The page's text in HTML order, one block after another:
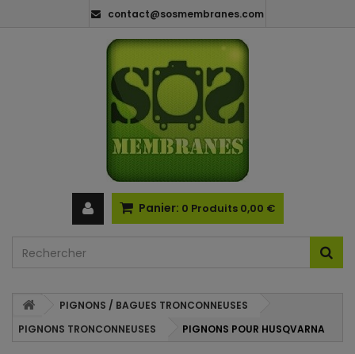
contact@sosmembranes.com
Panier: 0 Produits 0,00 €
PIGNONS / BAGUES TRONCONNEUSES
PIGNONS TRONCONNEUSES
PIGNONS POUR HUSQVARNA